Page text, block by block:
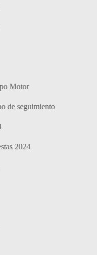
Motor
de seguimiento
2024